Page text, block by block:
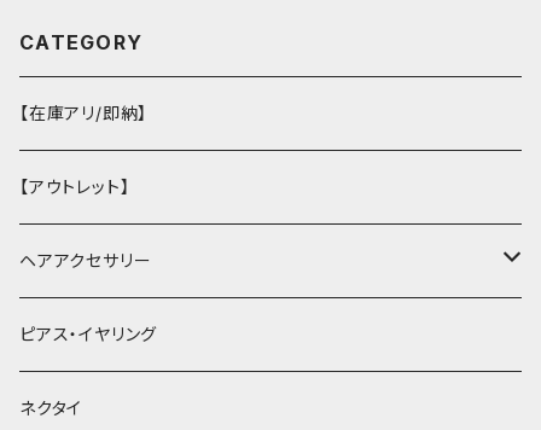
CATEGORY
【在庫アリ/即納】
【アウトレット】
ヘアアクセサリー
ヘアクリップ
ヘッドドレス・カチューシャ
ピアス・イヤリング
ネクタイ